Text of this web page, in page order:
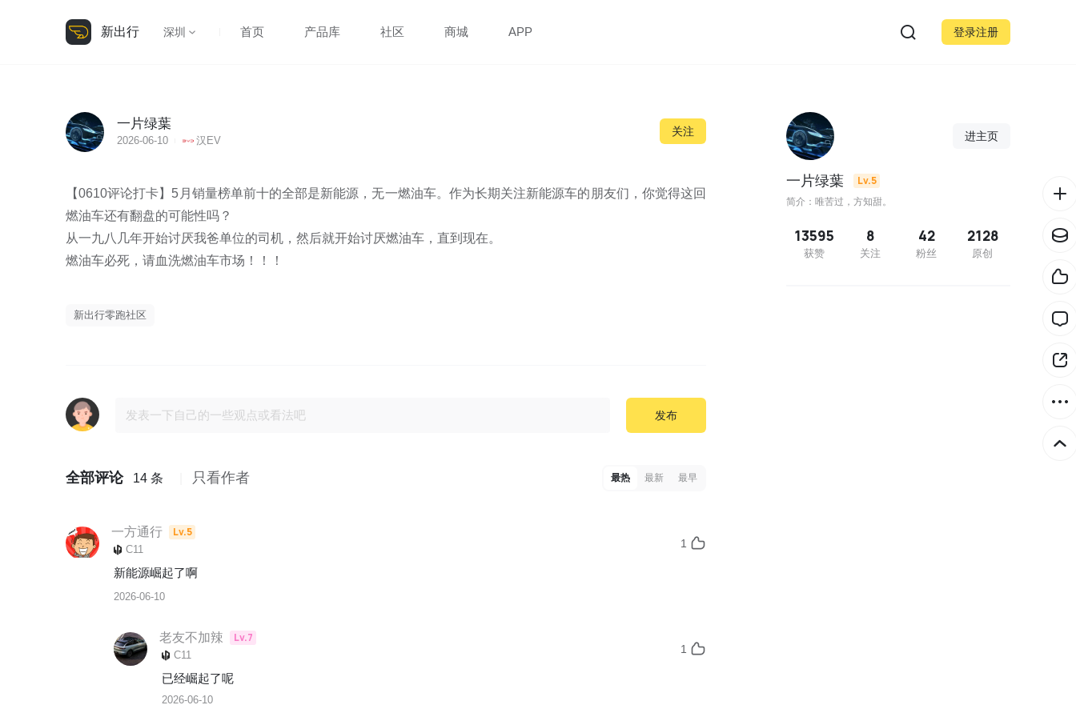
新出行 深圳 首页 产品库 社区 商城 APP 登录注册
一片绿葉
2026-06-10 汉EV
关注
【0610评论打卡】5月销量榜单前十的全部是新能源，无一燃油车。作为长期关注新能源车的朋友们，你觉得这回
燃油车还有翻盘的可能性吗？
从一九八几年开始讨厌我爸单位的司机，然后就开始讨厌燃油车，直到现在。
燃油车必死，请血洗燃油车市场！！！
新出行零跑社区
发布
全部评论 14 条 只看作者 最热 最新 最早
一方通行 Lv.5
C11 1
新能源崛起了啊
2026-06-10
老友不加辣 Lv.7
C11 1
已经崛起了呢
2026-06-10
进主页
一片绿葉 Lv.5
简介：唯苦过，方知甜。
13595
获赞
8
关注
42
粉丝
2128
原创